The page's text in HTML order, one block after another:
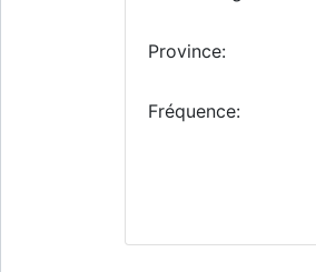
Province:
Fréquence: